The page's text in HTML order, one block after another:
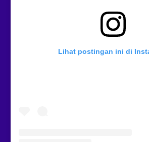
Lihat postingan ini di